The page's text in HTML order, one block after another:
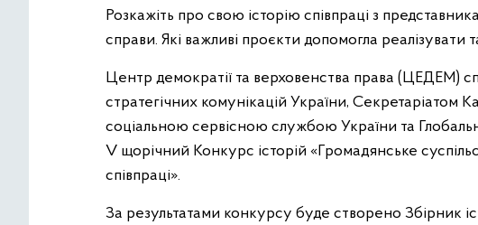
Розкажіть про свою історію співпраці з
справи. Які важливі проєкти допомогла реалізувати
Центр демократії та верховенства права (ЦЕДЕМ)
стратегічних комунікацій України, Секретаріатом
соціальною сервісною службою України та
V щорічний Конкурс історій «Громадянське
співпраці».
За результатами конкурсу буде створено Збірник